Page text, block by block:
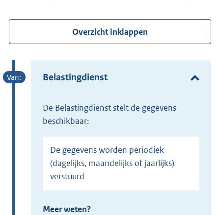
Overzicht inklappen
Belastingdienst
de Belastingdienst stelt de gegevens
beschikbaar:
De gegevens worden periodiek
(dagelijks, maandelijks of jaarlijks)
verstuurd
Meer weten?